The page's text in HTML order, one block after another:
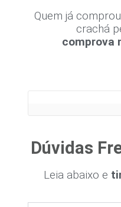
Quem já
crachá
comprova
Dúvidas
Leia abaixo e